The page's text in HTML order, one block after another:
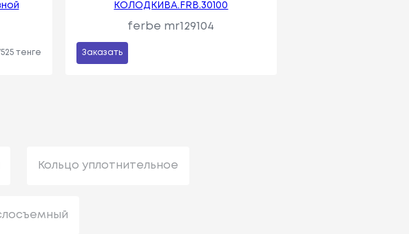
тенге
КОЛОДКИBA.FRB.30100
ferbe mr129104
Заказать
Кольцо уплотнительное